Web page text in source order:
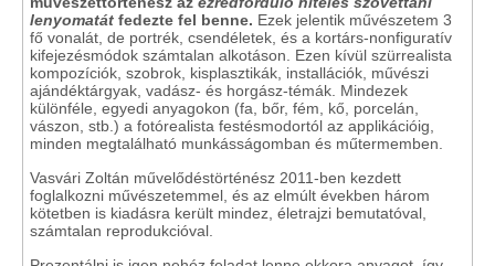
lenyomatát fedezte fel benne. Ezek jelentik művészetem 3
fő vonalát, de portrék, csendéletek, és a kortárs-nonfiguratív
kifejezésmódok számtalan alkotáson. Ezen kívül szürrealista
kompozíciók, szobrok, kisplasztikák, installációk, művészi
ajándéktárgyak, vadász- és horgász-témák. Mindezek
különféle, egyedi anyagokon (fa, bőr, fém, kő, porcelán,
vászon, stb.) a fotórealista festésmodortól az applikációig,
minden megtalálható munkásságomban és műtermemben.
Vasvári Zoltán művelődéstörténész 2011-ben kezdett
foglalkozni művészetemmel, és az elmúlt években három
kötetben is kiadásra került mindez, életrajzi bemutatóval,
számtalan reprodukcióval.